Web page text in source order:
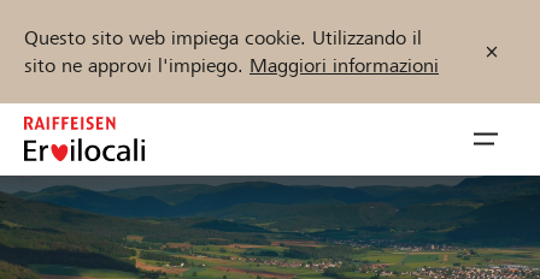
Questo sito web impiega cookie. Utilizzando il
sito ne approvi l'impiego. Maggiori informazioni
Zum
Inhalt
springen
öffnen
Inizia ora